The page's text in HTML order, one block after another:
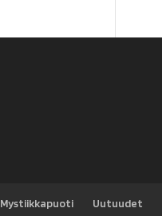
Mystiikkapuoti Uutuudet